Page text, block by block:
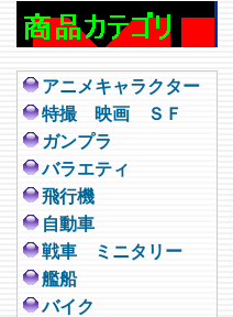
アニメキャラクター
特撮 映画 ＳＦ
ガンプラ
バラエティ
飛行機
自動車
戦車 ミニタリー
艦船
バイク